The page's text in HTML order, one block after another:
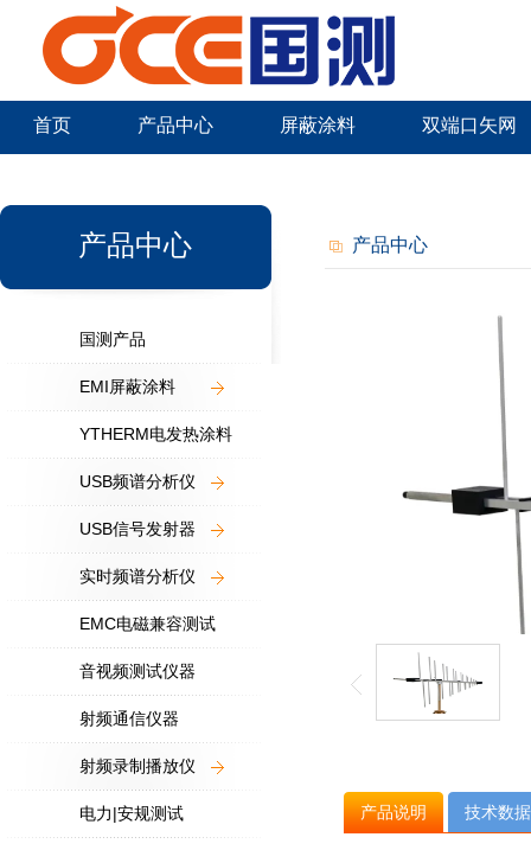
首页 产品中心 屏蔽涂料 双端口矢网
产品中心
国测产品
EMI屏蔽涂料
YTHERM电发热涂料
USB频谱分析仪
USB信号发射器
实时频谱分析仪
EMC电磁兼容测试
音视频测试仪器
射频通信仪器
射频录制播放仪
电力|安规测试
产品中心
产品说明 技术数据